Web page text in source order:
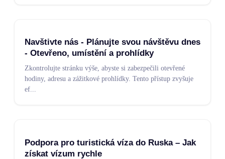
Navštivte nás - Plánujte svou návštěvu dnes
- Otevřeno, umístění a prohlídky
Zkontrolujte stránku výše, abyste si zabezpečili otevřené
hodiny, adresu a zážitkové prohlídky. Tento přístup zvyšuje
ef...
Podpora pro turistická víza do Ruska – Jak
získat vízum rychle